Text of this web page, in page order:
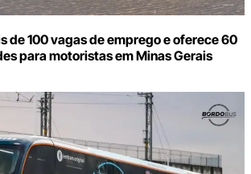
de 100 vagas de emprego e oferece 60
para motoristas em Minas Gerais